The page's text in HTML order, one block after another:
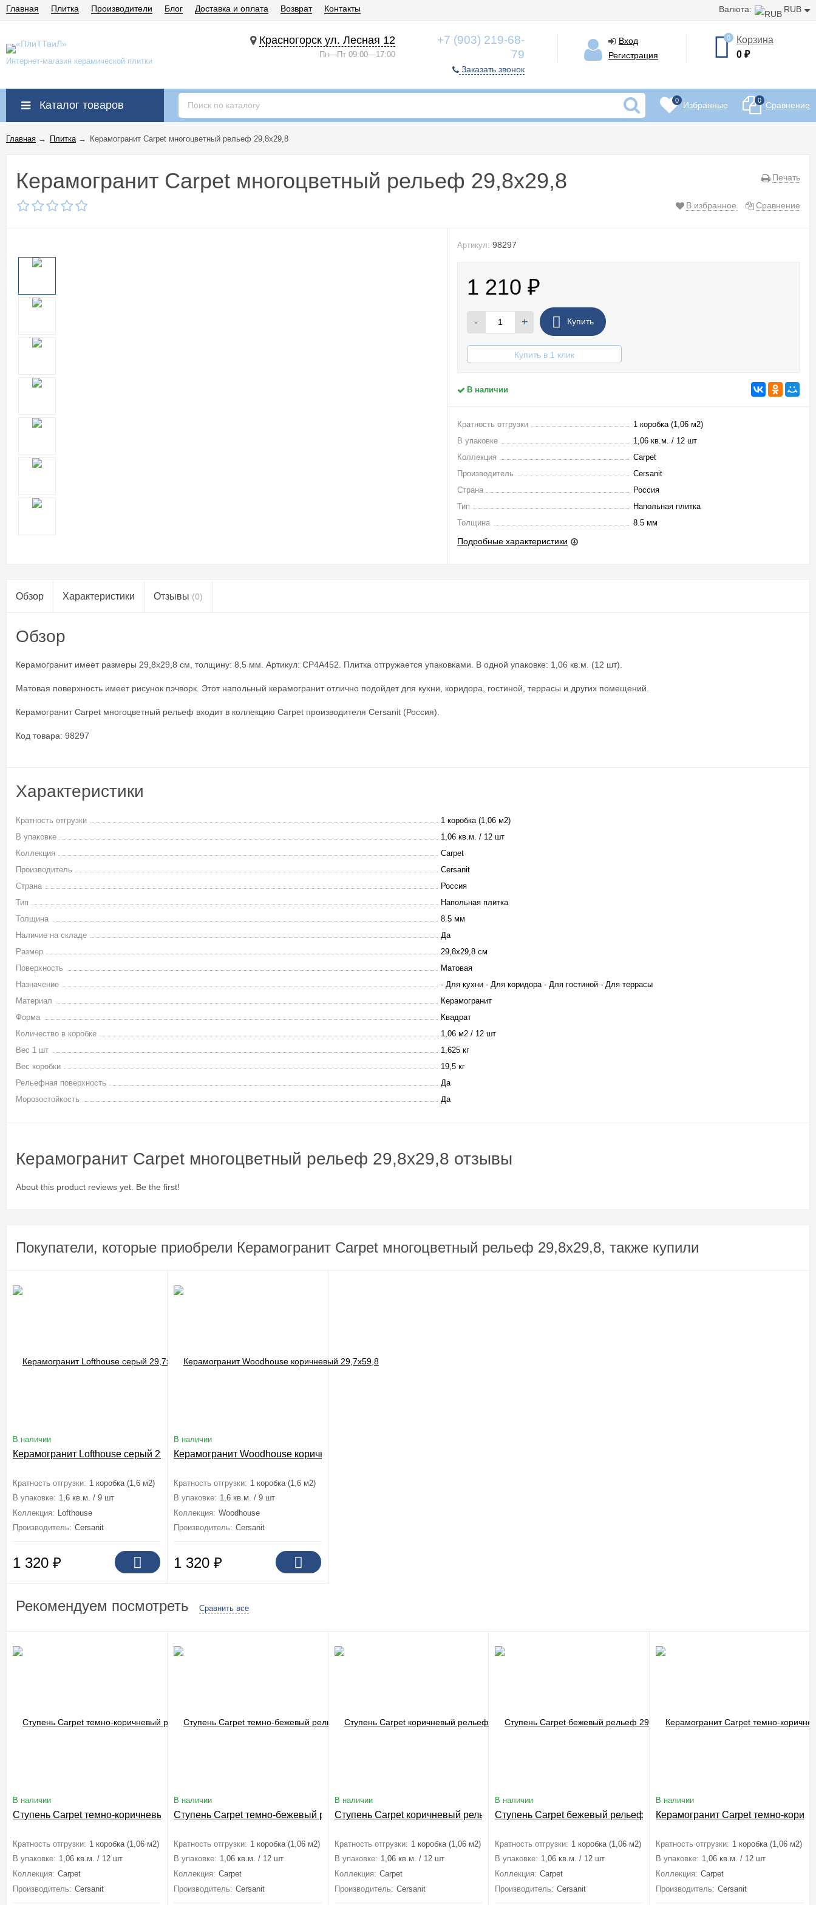
Валюта: RUB
Главная Плитка Производители Блог Доставка и оплата Возврат Контакты
Интернет-магазин керамической плитки
Красногорск ул. Лесная 12
Пн—Пт 09:00—17:00
+7 (903) 219-68-
79
Заказать звонок
Вход
Регистрация
0
Корзина
0 ₽
Каталог товаров 0 Избранные 0 Сравнение
Главная → Плитка→ Керамогранит Carpet многоцветный рельеф 29,8x29,8
Печать
Керамогранит Carpet многоцветный рельеф 29,8x29,8
В избранное Сравнение
Артикул: 98297
1 210₽
- + Купить
Купить в 1 клик
В наличии
Кратность отгрузки
1 коробка (1,06 м2)
В упаковке
1,06 кв.м. / 12 шт
Коллекция
Carpet
Производитель
Cersanit
Страна
Россия
Тип
Напольная плитка
Толщина
8.5 мм
Подробные характеристики
Обзор Характеристики Отзывы (0)
Обзор
Керамогранит имеет размеры 29,8x29,8 см, толщину: 8,5 мм. Артикул: CP4A452. Плитка отгружается упаковками. В одной упаковке: 1,06 кв.м. (12 шт).
Матовая поверхность имеет рисунок пэчворк. Этот напольный керамогранит отлично подойдет для кухни, коридора, гостиной, террасы и других помещений.
Керамогранит Carpet многоцветный рельеф входит в коллекцию Carpet производителя Cersanit (Россия).
Код товара: 98297
Характеристики
Кратность отгрузки
1 коробка (1,06 м2)
В упаковке
1,06 кв.м. / 12 шт
Коллекция
Carpet
Производитель
Cersanit
Страна
Россия
Тип
Напольная плитка
Толщина
8.5 мм
Наличие на складе
Да
Размер
29,8х29,8 см
Поверхность
Матовая
Назначение
- Для кухни - Для коридора - Для гостиной - Для террасы
Материал
Керамогранит
Форма
Квадрат
Количество в коробке
1,06 м2 / 12 шт
Вес 1 шт
1,625 кг
Вес коробки
19,5 кг
Рельефная поверхность
Да
Морозостойкость
Да
Керамогранит Carpet многоцветный рельеф 29,8x29,8 отзывы
About this product reviews yet. Be the first!
Покупатели, которые приобрели Керамогранит Carpet многоцветный рельеф 29,8x29,8, также купили
В наличии
Керамогранит Lofthouse серый 29,7x59,8
Кратность отгрузки: 1 коробка (1,6 м2)
В упаковке: 1,6 кв.м. / 9 шт
Коллекция: Lofthouse
Производитель: Cersanit
1 320 ₽
В наличии
Керамогранит Woodhouse коричневый 29,7x59,8
Кратность отгрузки: 1 коробка (1,6 м2)
В упаковке: 1,6 кв.м. / 9 шт
Коллекция: Woodhouse
Производитель: Cersanit
1 320 ₽
Рекомендуем посмотреть Сравнить все
В наличии
Ступень Carpet темно-коричневый рельеф 29,8x29,8
Кратность отгрузки: 1 коробка (1,06 м2)
В упаковке: 1,06 кв.м. / 12 шт
Коллекция: Carpet
Производитель: Cersanit
В наличии
Ступень Carpet темно-бежевый рельеф 29,8x29,8
Кратность отгрузки: 1 коробка (1,06 м2)
В упаковке: 1,06 кв.м. / 12 шт
Коллекция: Carpet
Производитель: Cersanit
В наличии
Ступень Carpet коричневый рельеф 29,8x29,8
Кратность отгрузки: 1 коробка (1,06 м2)
В упаковке: 1,06 кв.м. / 12 шт
Коллекция: Carpet
Производитель: Cersanit
В наличии
Ступень Carpet бежевый рельеф 29,8x29,8
Кратность отгрузки: 1 коробка (1,06 м2)
В упаковке: 1,06 кв.м. / 12 шт
Коллекция: Carpet
Производитель: Cersanit
В наличии
Керамогранит Carpet темно-
Кратность отгрузки: 1 коробка (1,06 м2)
В упаковке: 1,06 кв.м. / 12 шт
Коллекция: Carpet
Производитель: Cersanit